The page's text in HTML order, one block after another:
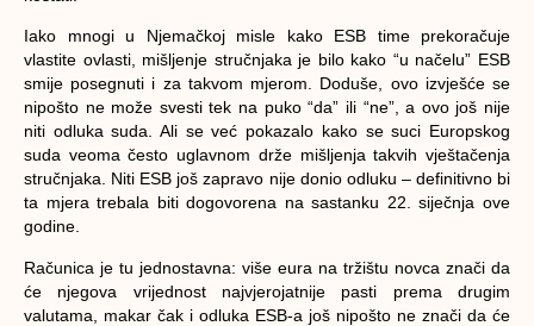
Iako mnogi u Njemačkoj misle kako ESB time prekoračuje
vlastite ovlasti, mišljenje stručnjaka je bilo kako “u načelu” ESB
smije posegnuti i za takvom mjerom. Doduše, ovo izvješće se
nipošto ne može svesti tek na puko “da” ili “ne”, a ovo još nije
niti odluka suda. Ali se već pokazalo kako se suci Europskog
suda veoma često uglavnom drže mišljenja takvih vještačenja
stručnjaka. Niti ESB još zapravo nije donio odluku – definitivno bi
ta mjera trebala biti dogovorena na sastanku 22. siječnja ove
godine.
Računica je tu jednostavna: više eura na tržištu novca znači da
će njegova vrijednost najvjerojatnije pasti prema drugim
valutama, makar čak i odluka ESB-a još nipošto ne znači da će